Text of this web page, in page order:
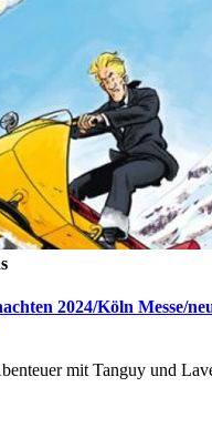
2024/Köln Messe/
mit Tanguy und